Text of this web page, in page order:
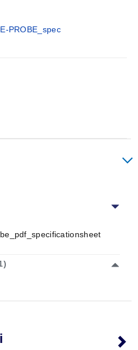
del Termocoppia e
PROBE_spec